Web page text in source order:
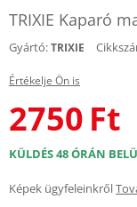
TRIXIE Kaparó
Gyártó:TRIXIE
Értékelje Ön is
2750 Ft
KÜLDÉS 48 ÓRÁN
Képek ügyfeleinkről